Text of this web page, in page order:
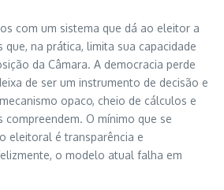
com um sistema que dá ao eleitor a
que, na prática, limita sua capacidade
da Câmara. A democracia perde
de ser um instrumento de decisão e
opaco, cheio de cálculos e
compreendem. O mínimo que se
eleitoral é transparência e
o modelo atual falha em